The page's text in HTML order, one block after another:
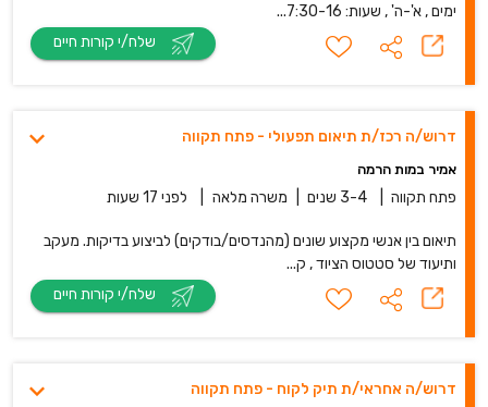
ימים , א'-ה' , שעות: 7:30-16...
דרוש/ה רכז/ת תיאום תפעולי - פתח תקווה
אמיר במות הרמה
פתח תקווה 3-4 שנים משרה מלאה לפני 17 שעות
תיאום בין אנשי מקצוע שונים (מהנדסים/בודקים) לביצוע בדיקות. מעקב
ותיעוד של סטטוס הציוד , ק...
דרוש/ה אחראי/ת תיק לקוח - פתח תקווה